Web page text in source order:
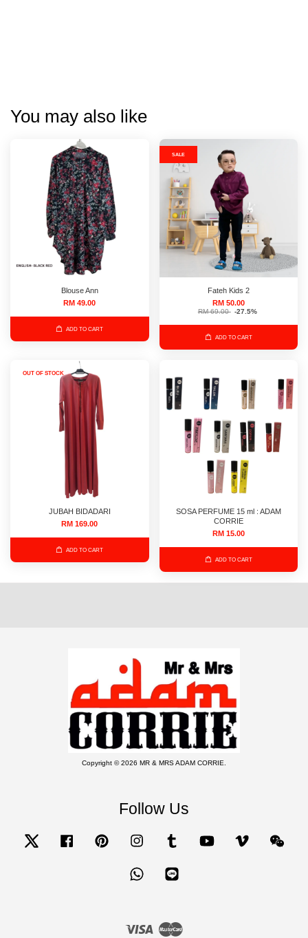
You may also like
Blouse Ann
RM 49.00
ADD TO CART
SALE
Fateh Kids 2
RM 50.00
RM 69.00 -27.5%
ADD TO CART
OUT OF STOCK
JUBAH BIDADARI
RM 169.00
ADD TO CART
SOSA PERFUME 15 ml : ADAM
CORRIE
RM 15.00
ADD TO CART
Copyright © 2026 MR & MRS ADAM CORRIE.
Follow Us
Twitter Facebook Pinterest Instagram Tumblr YouTube Vimeo
Whatsapp
Visa